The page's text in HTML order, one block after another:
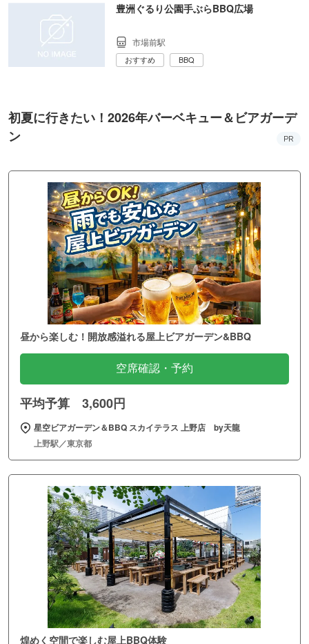
豊洲ぐるり公園手ぶらBBQ広場
市場前駅
おすすめ BBQ
初夏に行きたい！2026年バーベキュー＆ビアガーデ
ン
PR
昼から楽しむ！開放感溢れる屋上ビアガーデン&BBQ
空席確認・予約
平均予算 3,600円
星空ビアガーデン＆BBQ スカイテラス 上野店 by天龍
上野駅／東京都
煌めく空間で楽しむ屋上BBQ体験